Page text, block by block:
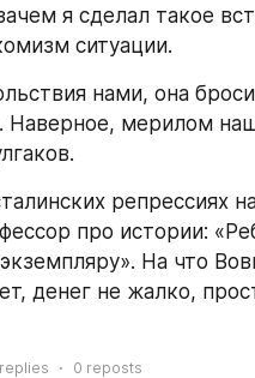
я сделал такое
ситуации.
нами, она
Наверное, мерилом
репрессиях
про истории:
На что
денег не жалко,
replies 0 reposts